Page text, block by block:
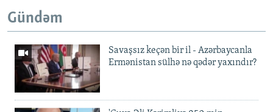
Gündəm
Savaşsız keçən bir il - Azərbaycanla
Ermənistan sülhə nə qədər yaxındır?